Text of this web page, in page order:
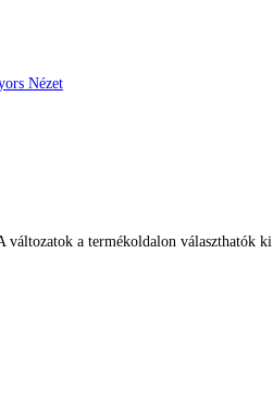
Nézet
változatok a termékoldalon választhatók ki